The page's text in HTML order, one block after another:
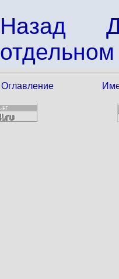
Назад
Оглавление